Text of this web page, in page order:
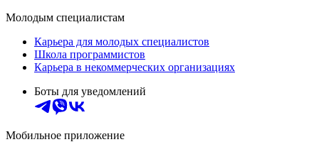
Молодым специалистам
Карьера для молодых специалистов
Школа программистов
Карьера в некоммерческих организациях
Боты для уведомлений
Мобильное приложение